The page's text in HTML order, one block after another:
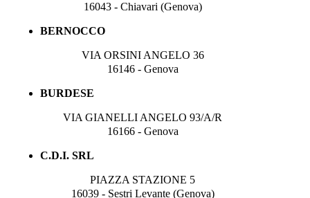
16043 - Chiavari (Genova)
BERNOCCO
VIA ORSINI ANGELO 36
16146 - Genova
BURDESE
VIA GIANELLI ANGELO 93/A/R
16166 - Genova
C.D.I. SRL
PIAZZA STAZIONE 5
16039 - Sestri Levante (Genova)